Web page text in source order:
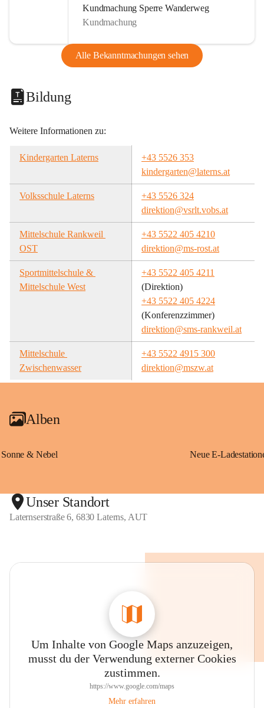
Kundmachung Sperre Wanderweg
Kundmachung
Alle Bekanntmachungen sehen
Bildung
Weitere Informationen zu:
Kindergarten Laterns
+43 5526 353
kindergarten@laterns.at
Volksschule Laterns
+43 5526 324
direktion@vsrlt.vobs.at
Mittelschule Rankweil
OST
+43 5522 405 4210
direktion@ms-rost.at
Sportmittelschule &
Mittelschule West
+43 5522 405 4211
(Direktion)
+43 5522 405 4224
(Konferenzzimmer)
direktion@sms-rankweil.at
Mittelschule
Zwischenwasser
+43 5522 4915 300
direktion@mszw.at
Alben
Sonne & Nebel
Unser Standort
Laternserstraße 6, 6830 Laterns, AUT
Um Inhalte von Google Maps anzuzeigen,
musst du der Verwendung externer Cookies
zustimmen.
https://www.google.com/maps
Mehr erfahren